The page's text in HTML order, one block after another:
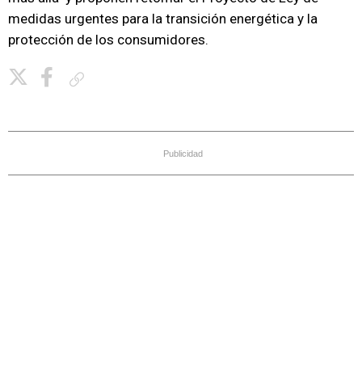
medidas urgentes para la transición energética y la
protección de los consumidores.
Publicidad